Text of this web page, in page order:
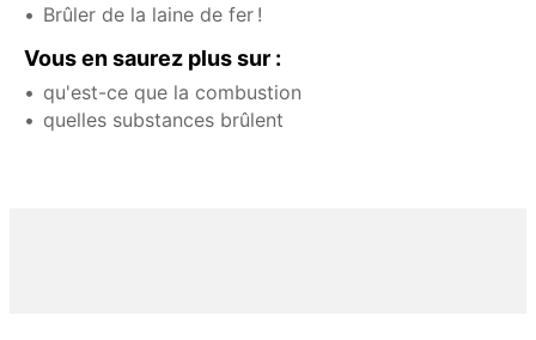
Brûler de la laine de fer !
Vous en saurez plus sur :
qu'est-ce que la combustion
quelles substances brûlent